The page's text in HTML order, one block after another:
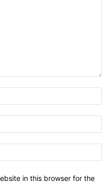
in this browser for the